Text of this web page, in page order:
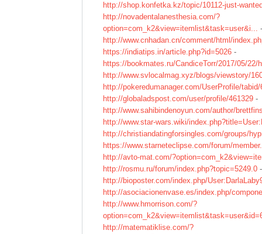
http://shop.konfetka.kz/topic/10112-just-
http://novadentalanesthesia.com/?
option=com_k2&view=itemlist&task=user&i... -
http://www.cnhadan.cn/comment/html/
https://indiatips.in/article.php?id=5026 -
https://bookmates.ru/CandiceTorr/2017/05/22/
http://www.svlocalmag.xyz/blogs/viewstory/
http://pokeredumanager.com/UserProfile/
http://globaladspost.com/user/profile/461329 -
http://www.sahibindenoyun.com/author/
http://www.star-wars.wiki/
http://christiandatingforsingles.com/groups/
https://www.starneteclipse.com/forum/
http://avto-mat.com/
http://rosmu.ru/forum/index.php?topic=5249.0 -
http://bioposter.com/index.php/
http://asociacionenvase.es/index.php/
http://www.hmorrison.com/?
http://matematiklise.com/?